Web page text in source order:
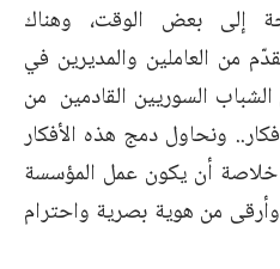
إلى بعض الوقت، وهناك
من العاملين والمديرين في
السوريين القادمين من
ونحاول دمج هذه الأفكار
خلاصة أن يكون عمل المؤسسة
من هوية بصرية واحترام